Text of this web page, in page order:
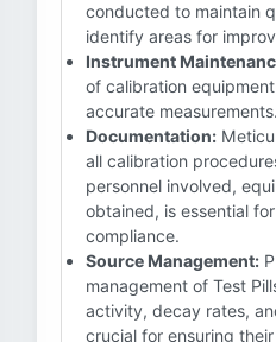
conducted to maintain
identify areas for
Instrument
of calibration
accurate measurements.
Documentation:
all calibration
personnel involved,
obtained, is essential
compliance.
Source Management:
management of Test
activity, decay rates,
crucial for ensuring